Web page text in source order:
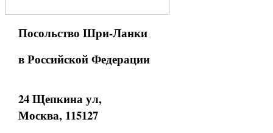
Посольство Шри-Ланки
в Российской Федерации
24 Щепкина ул,
Москва, 115127